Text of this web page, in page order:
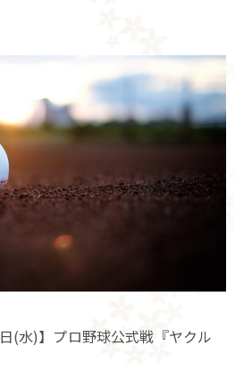
(水)】プロ野球公式戦『ヤクル